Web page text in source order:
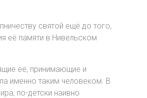
святой ещё до того,
её памяти в Нивельском
её, принимающие и
именно таким человеком. В
по-детски наивно